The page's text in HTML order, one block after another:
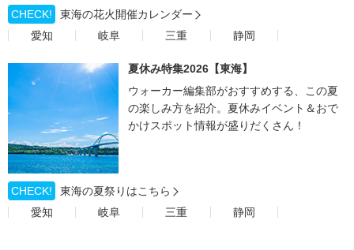
CHECK!
東海の花火開催カレンダー
愛知
岐阜 三重 静岡
夏休み特集2026【東海】
ウォーカー編集部がおすすめする、この夏
の楽しみ方を紹介。夏休みイベント＆おで
かけスポット情報が盛りだくさん！
CHECK!
東海の夏祭りはこちら
愛知
岐阜 三重 静岡